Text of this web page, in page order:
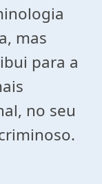
mas
para a
no seu